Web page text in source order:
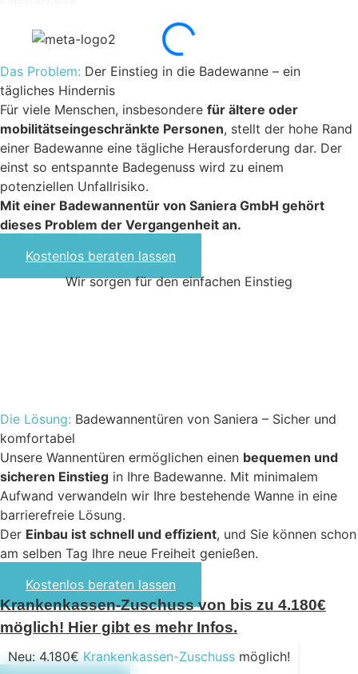
Das Problem: Der Einstieg in die Badewanne – ein
tägliches Hindernis
Für viele Menschen, insbesondere für ältere oder
mobilitätseingeschränkte Personen, stellt der hohe Rand
einer Badewanne eine tägliche Herausforderung dar. Der
einst so entspannte Badegenuss wird zu einem
potenziellen Unfallrisiko.
Mit einer Badewannentür von Saniera GmbH gehört
dieses Problem der Vergangenheit an.
Kostenlos beraten lassen
Wir sorgen für den einfachen Einstieg
Die Lösung: Badewannentüren von Saniera – Sicher und
komfortabel
Unsere Wannentüren ermöglichen einen bequemen und
sicheren Einstieg in Ihre Badewanne. Mit minimalem
Aufwand verwandeln wir Ihre bestehende Wanne in eine
barrierefreie Lösung.
Der Einbau ist schnell und effizient, und Sie können schon
am selben Tag Ihre neue Freiheit genießen.
Kostenlos beraten lassen
Krankenkassen-Zuschuss von bis zu 4.180€
möglich! Hier gibt es mehr Infos.
Neu: 4.180€ Krankenkassen-Zuschuss möglich!